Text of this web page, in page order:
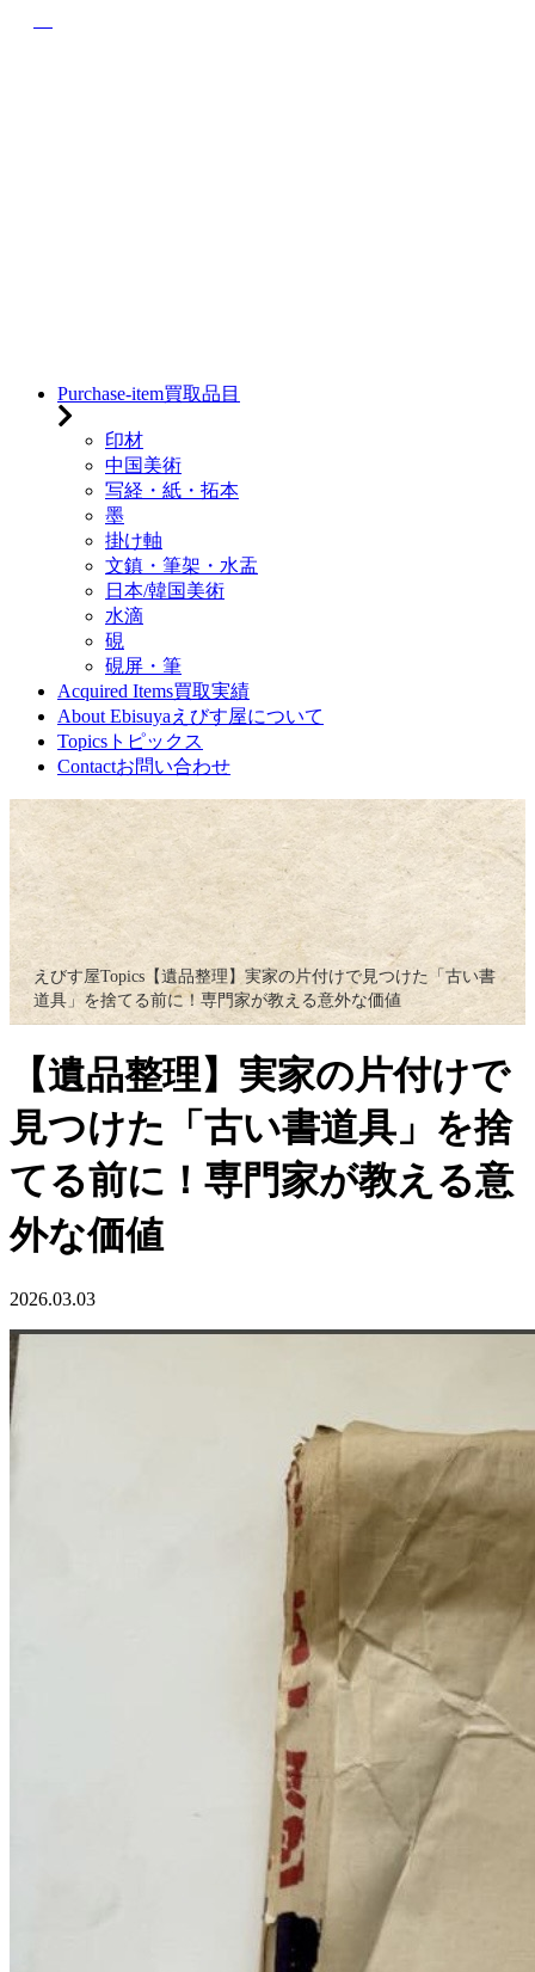
Purchase-item買取品目
印材
中国美術
写経・紙・拓本
墨
掛け軸
文鎮・筆架・水盂
日本/韓国美術
水滴
硯
硯屏・筆
Acquired Items買取実績
About Ebisuya えびす屋について
Topics トピックス
Contactお問い合わせ
えびす屋Topics 【遺品整理】実家の片付けで見つけた「古い書
道具」を捨てる前に！専門家が教える意外な価値
【遺品整理】実家の片付けで
見つけた「古い書道具」を捨
てる前に！専門家が教える意
外な価値
2026.03.03